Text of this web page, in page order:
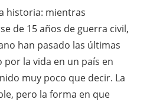
historia: mientras
de 15 años de guerra civil,
han pasado las últimas
por la vida en un país en
muy poco que decir. La
pero la forma en que